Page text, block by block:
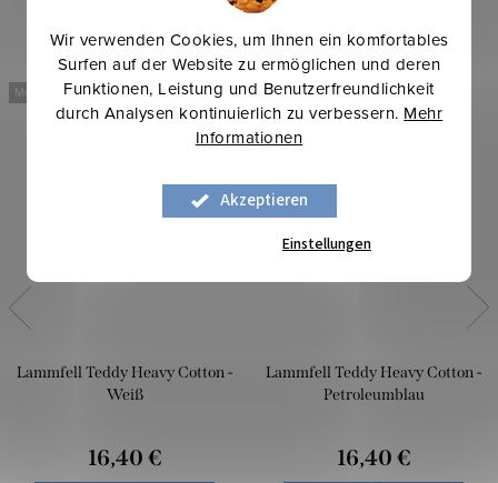
Wir verwenden Cookies, um Ihnen ein komfortables
Surfen auf der Website zu ermöglichen und deren
Funktionen, Leistung und Benutzerfreundlichkeit
durch Analysen kontinuierlich zu verbessern. Mehr
Informationen
Akzeptieren
Einstellungen
Mehr für weniger
Lammfell Teddy Heavy Cotton -
Weiß
16,40 €
Mehr für weniger
Lammfell Teddy Heavy Cotton -
Petroleumblau
16,40 €